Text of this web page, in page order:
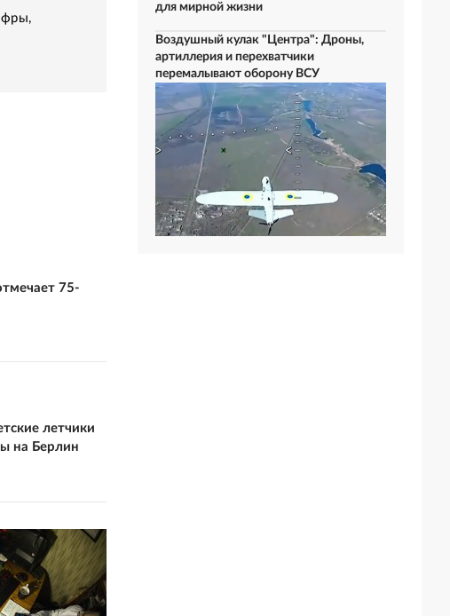
75-
летчики
на Берлин
для мирной жизни
Воздушный кулак "Центра": Дроны,
артиллерия и перехватчики
перемалывают оборону ВСУ